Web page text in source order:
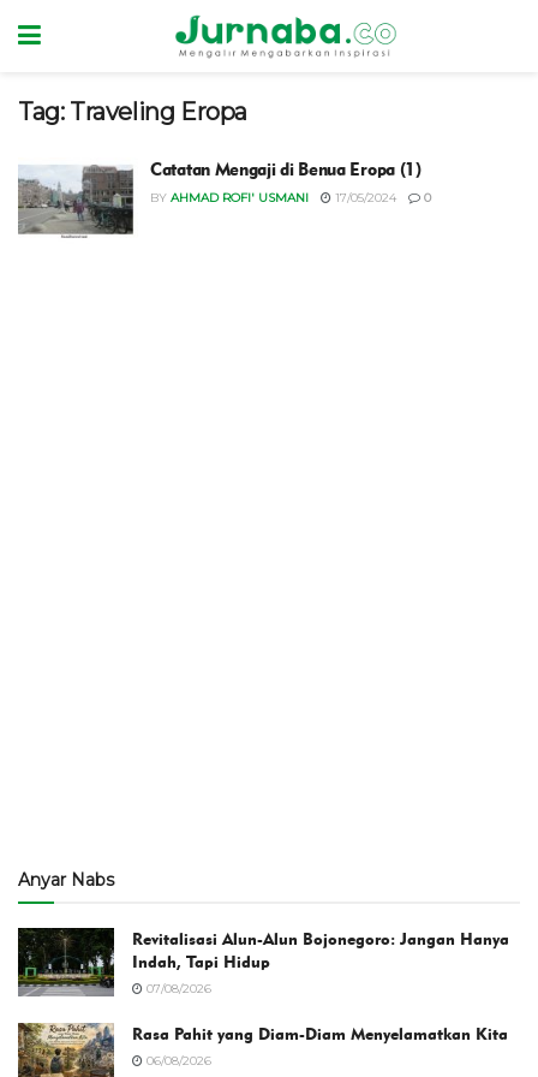
Tag: Traveling Eropa
Catatan Mengaji di Benua Eropa (1)
BY AHMAD ROFI' USMANI 17/05/2024 0
Anyar Nabs
Revitalisasi Alun-Alun Bojonegoro: Jangan Hanya
Indah, Tapi Hidup
07/08/2026
Rasa Pahit yang Diam-Diam Menyelamatkan Kita
06/08/2026